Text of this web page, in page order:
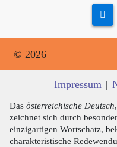
© 2026
Impressum |
Das österreichische Deutsch
zeichnet sich durch
einzigartigen Wortschatz,
charakteristische